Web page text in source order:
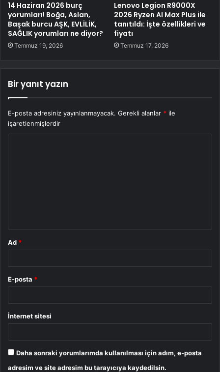
14 Haziran 2026 burç
yorumları! Boğa, Aslan,
Başak burcu AŞK, EVLİLİK,
SAĞLIK yorumları ne diyor?
Temmuz 19, 2026
Lenovo Legion R9000X
2026 Ryzen AI Max Plus ile
tanıtıldı: İşte özellikleri ve
fiyatı
Temmuz 17, 2026
Bir yanıt yazın
E-posta adresiniz yayınlanmayacak. Gerekli alanlar * ile
işaretlenmişlerdir
Ad *
E-posta *
İnternet sitesi
Daha sonraki yorumlarımda kullanılması için adım, e-posta
adresim ve site adresim bu tarayıcıya kaydedilsin.